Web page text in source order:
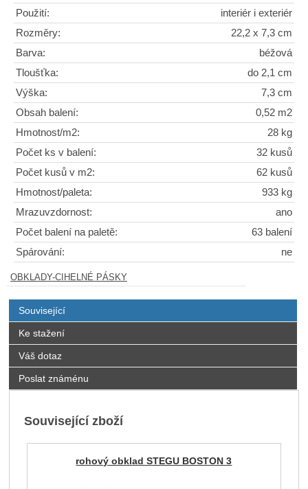
Použití:
interiér i exteriér
Rozměry:
22,2 x 7,3 cm
Barva:
béžová
Tloušťka:
do 2,1 cm
Výška:
7,3 cm
Obsah balení:
0,52 m2
Hmotnost/m2:
28 kg
Počet ks v balení:
32 kusů
Počet kusů v m2:
62 kusů
Hmotnost/paleta:
933 kg
Mrazuvzdornost:
ano
Počet balení na paletě:
63 balení
Spárování:
ne
OBKLADY-CIHELNÉ PÁSKY
Související
Ke stažení
Váš dotaz
Poslat známénu
Související zboží
rohový obklad STEGU BOSTON 3